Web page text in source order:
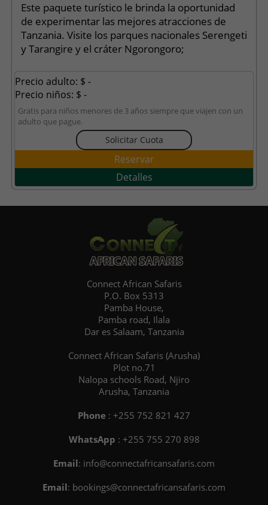
Este paquete turístico le brinda la oportunidad
de experimentar las mejores atracciones de
Tanzania. Visite los parques nacionales Serengeti
y Tarangire y el cráter Ngorongoro;
Precio adulto: $ -
Precio niños: $ -
Gratis para niños menores de 3 años siempre que viajen con un
adulto que pague.
Solicitar Cuota
Reservar
Detalles
Connect African Safaris
P.O. Box 5313
Pamba House,
Pamba road, Ilala
Dar es Salaam, Tanzania
Connect African Safaris (Arusha)
Plot no.71
Nalopa schools Road, Njiro
Arusha, Tanzania
Phone : +255 752 821 427
WhatsApp : +255 755 270 898
Email: info@connectafricansafaris.com
Email: bookings@connectafricansafaris.com